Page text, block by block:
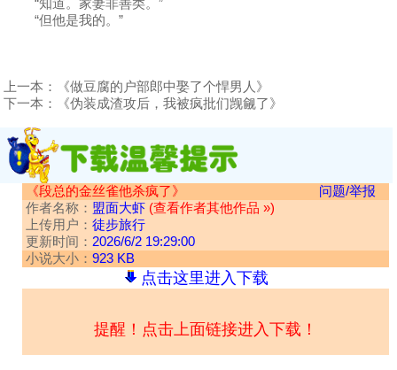
“知道。家妻非善类。”
“但他是我的。”
上一本：
《做豆腐的户部郎中娶了个悍男人》
下一本：
《伪装成渣攻后，我被疯批们觊觎了》
《段总的金丝雀他杀疯了》
问题/举报
作者名称： 盟面大虾 (查看作者其他作品 »)
上传用户： 徒步旅行
更新时间： 2026/6/2 19:29:00
小说大小： 923 KB
点击这里进入下载
提醒！点击上面链接进入下载！